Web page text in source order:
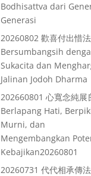
Bodhisattva dari
Generasi
20260802 歡喜付出惜
Bersumbangsih
Sukacita dan
Jalinan Jodoh Dharma
202660801 心寬念純展
Berlapang Hati,
Murni, dan
Mengembangkan
Kebajikan20260801
20260731 代代相承傳